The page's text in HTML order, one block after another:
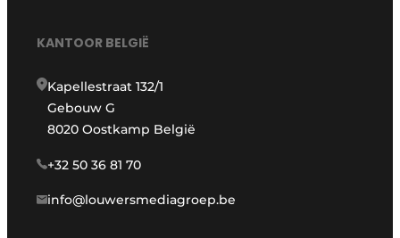
KANTOOR BELGIË
Kapellestraat 132/1
Gebouw G
8020 Oostkamp België
+32 50 36 81 70
info@louwersmediagroep.be